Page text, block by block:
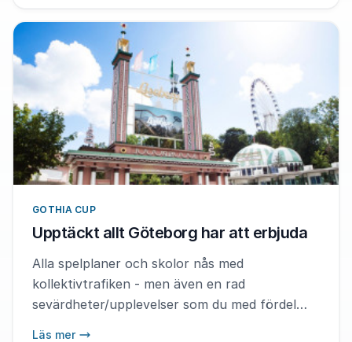
GOTHIA CUP
Upptäckt allt Göteborg har att erbjuda
Alla spelplaner och skolor nås med
kollektivtrafiken - men även en rad
sevärdheter/upplevelser som du med fördel
Läs mer